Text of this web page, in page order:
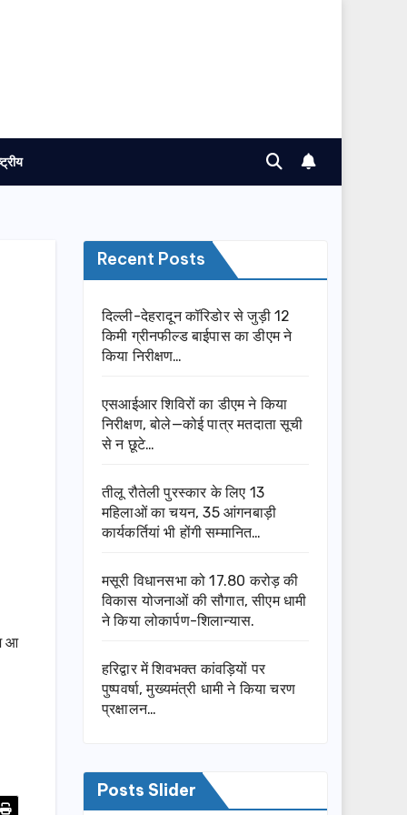
आ
Recent Posts
दिल्ली-देहरादून कॉरिडोर से जुड़ी 12
किमी ग्रीनफील्ड बाईपास का डीएम ने
किया निरीक्षण…
एसआईआर शिविरों का डीएम ने किया
निरीक्षण, बोले—कोई पात्र मतदाता सूची
से न छूटे…
तीलू रौतेली पुरस्कार के लिए 13
महिलाओं का चयन, 35 आंगनबाड़ी
कार्यकर्तियां भी होंगी सम्मानित…
मसूरी विधानसभा को 17.80 करोड़ की
विकास योजनाओं की सौगात, सीएम धामी
ने किया लोकार्पण-शिलान्यास.
हरिद्वार में शिवभक्त कांवड़ियों पर
पुष्पवर्षा, मुख्यमंत्री धामी ने किया चरण
प्रक्षालन…
Posts Slider